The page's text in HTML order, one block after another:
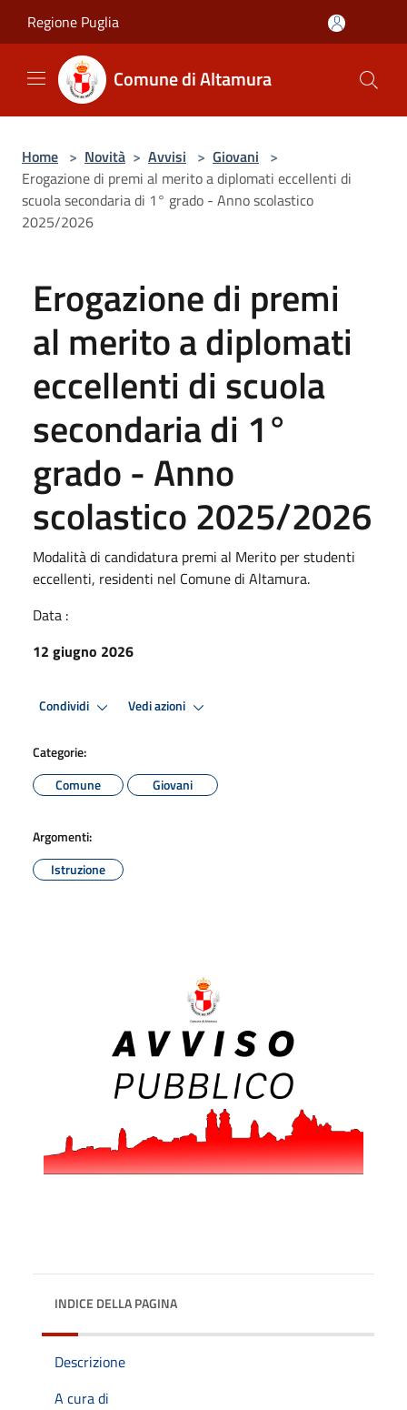
Regione Puglia
Comune di Altamura
Home > Novità > Avvisi > Giovani >
Erogazione di premi al merito a diplomati eccellenti di
scuola secondaria di 1° grado - Anno scolastico
2025/2026
Erogazione di premi
al merito a diplomati
eccellenti di scuola
secondaria di 1°
grado - Anno
scolastico 2025/2026
Modalità di candidatura premi al Merito per studenti
eccellenti, residenti nel Comune di Altamura.
Data :
12 giugno 2026
Condividi Vedi azioni
Categorie:
Comune
Giovani
Argomenti:
Istruzione
INDICE DELLA PAGINA
Descrizione
A cura di